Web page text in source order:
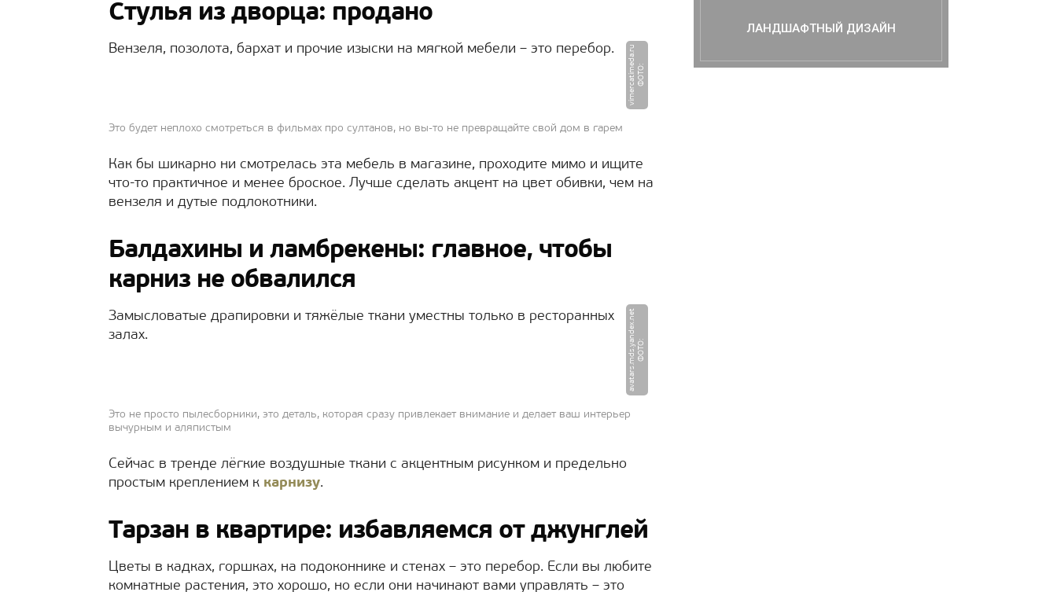
Стулья из дворца: продано
Вензеля, позолота, бархат и прочие изыски на мягкой мебели – это перебор.
Ф
О
Т
О
:
vi
m
e
r
c
a
ti
m
e
d
a.
r
u
Это будет неплохо смотреться в фильмах про султанов, но вы-то не превращайте свой дом в гарем
Как бы шикарно ни смотрелась эта мебель в магазине, проходите мимо и ищите
что-то практичное и менее броское. Лучше сделать акцент на цвет обивки, чем на
вензеля и дутые подлокотники.
Балдахины и ламбрекены: главное, чтобы
карниз не обвалился
Замысловатые драпировки и тяжёлые ткани уместны только в ресторанных
залах.
Ф
О
Т
О
:
a
v
a
t
a
r
s.
m
d
s.
y
a
n
d
e
x.
n
e
t
Это не просто пылесборники, это деталь, которая сразу привлекает внимание и делает ваш интерьер
вычурным и аляпистым
Сейчас в тренде лёгкие воздушные ткани с акцентным рисунком и предельно
простым креплением к карнизу.
Тарзан в квартире: избавляемся от джунглей
Цветы в кадках, горшках, на подоконнике и стенах – это перебор. Если вы любите
комнатные растения, это хорошо, но если они начинают вами управлять – это
ЛАНДШАФТНЫЙ ДИЗАЙН